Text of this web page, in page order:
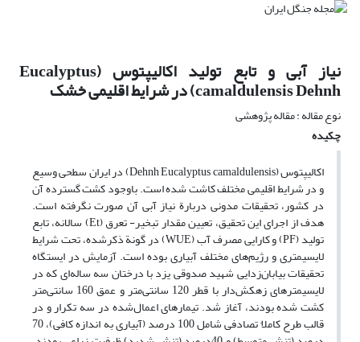
نیاز آبی و تابع تولید اکالیپتوس (Eucalyptus
camaldulensis Dehnh) در شرایط اقلیمی خشک
نوع مقاله : مقاله پژوهشی
چکیده
اکالیپتوس (Dehnh Eucalyptus camaldulensis) در ایران سطحی وسیع
و در شرایط اقلیمی مختلف کاشت شده است. باوجود کشت گسترده آن
در کشور، تحقیقات مدونی دربارة نیاز آبی آن صورت نگرفته است.
هدف از اجرای این تحقیق، تعیین مقدار تبخیر- تعرق (Et) سالانه، تابع
تولید (PF) و کارایی مصرف آب (WUE) در گونة ذکر‌شده، تحت شرایط
لایسیمتری و رژیم‌های مختلف آبیاری بوده است. آزمایش در ایستگاه
تحقیقات بیابان‌زدایی شهید صدوقی یزد با درختان سه ساله‌ای که در
لایسیمترهای زهکش‌دار با قطر 120 سانتی‌متر و عمق 160 سانتی‌‌متر
کشت شده بودند، آغاز شد. تیمارهای اعمال‌شده در سه تکرار و در
قالب طرح کاملا تصادفی شامل 100 درصد (آبیاری به اندازه کافی)، 70